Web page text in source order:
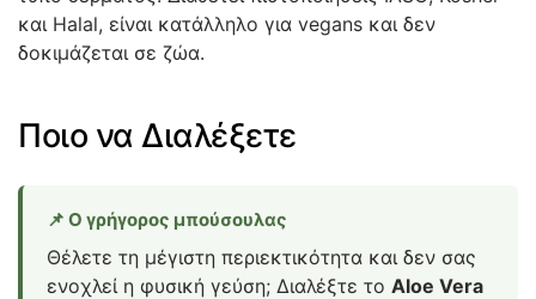
και Halal, είναι κατάλληλο για vegans και δεν
δοκιμάζεται σε ζώα.
Ποιο να Διαλέξετε
📌 Ο γρήγορος μπούσουλας
Θέλετε τη μέγιστη περιεκτικότητα και δεν σας
ενοχλεί η φυσική γεύση; Διαλέξτε το Aloe Vera